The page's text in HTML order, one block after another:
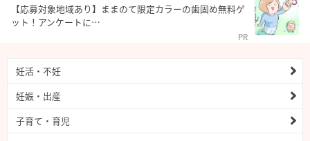
【応募対象地域あり】ままのて限定カラーの歯固め無料ゲ
ット！アンケートに…
PR
妊活・不妊
妊娠・出産
子育て・育児